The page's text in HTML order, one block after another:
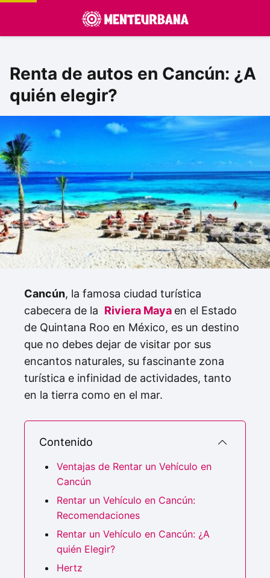
Renta de autos en Cancún: ¿A
quién elegir?
Cancún, la famosa ciudad turística
cabecera de la Riviera Maya en el Estado
de Quintana Roo en México, es un destino
que no debes dejar de visitar por sus
encantos naturales, su fascinante zona
turística e infinidad de actividades, tanto
en la tierra como en el mar.
Contenido
Ventajas de Rentar un Vehículo en
Cancún
Rentar un Vehículo en Cancún:
Recomendaciones
Rentar un Vehículo en Cancún: ¿A
quién Elegir?
Hertz